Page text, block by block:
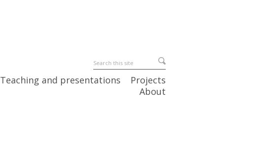
Teaching and presentations
Projects
About